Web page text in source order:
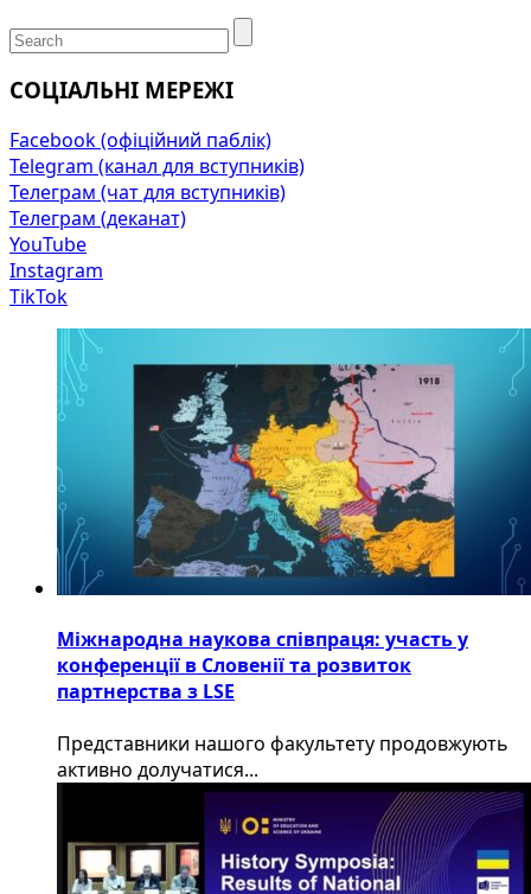
СОЦІАЛЬНІ МЕРЕЖІ
Facebook (офіційний паблік)
Telegram (канал для вступників)
Телеграм (чат для вступників)
Телеграм (деканат)
YouTube
Instagram
TikTok
Міжнародна наукова співпраця: участь у
конференції в Словенії та розвиток
партнерства з LSE
​Представники нашого факультету продовжують
активно долучатися...